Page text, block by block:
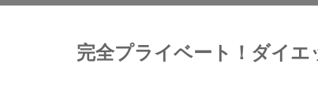
完全プライベート！ダイ